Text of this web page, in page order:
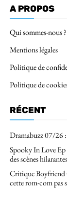
A PROPOS
Qui sommes-nous ?
Mentions légales
Politique de
Politique de
RÉCENT
Dramabuzz 07/26
Spooky In Love Ep
des scènes hilarantes
Critique Boyfriend
cette rom-com pas